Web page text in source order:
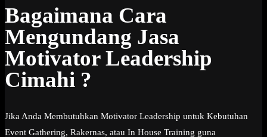
Bagaimana Cara
Mengundang Jasa
Motivator Leadership
Cimahi ?
Jika Anda Membutuhkan Motivator Leadership untuk Kebutuhan
Event Gathering, Rakernas, atau In House Training guna